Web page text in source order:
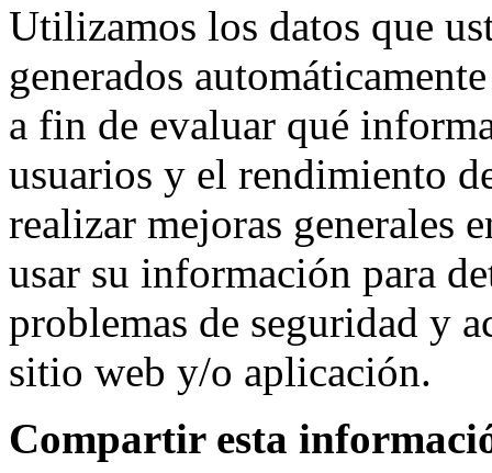
Utilizamos los datos que
generados
a fin de evaluar qué
usuarios y el rendimiento
realizar mejoras generales
usar su información para
problemas de seguridad y
sitio web y/o aplicación.
Compartir esta